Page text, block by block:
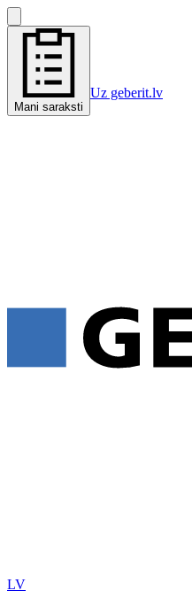
Mani saraksti
Uz geberit.lv
LV